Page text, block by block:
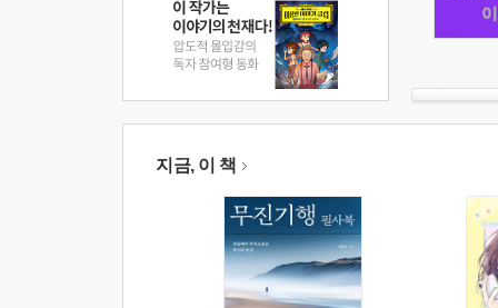
지금, 이 책